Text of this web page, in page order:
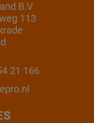
B.V
113
21 166